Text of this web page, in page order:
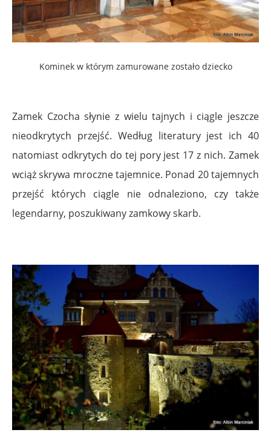
Kominek w którym zamurowane zostało dziecko
Zamek Czocha słynie z wielu tajnych i ciągle jeszcze
nieodkrytych przejść. Według literatury jest ich 40
natomiast odkrytych do tej pory jest 17 z nich. Zamek
wciąż skrywa mroczne tajemnice. Ponad 20 tajemnych
przejść których ciągle nie odnaleziono, czy także
legendarny, poszukiwany zamkowy skarb.